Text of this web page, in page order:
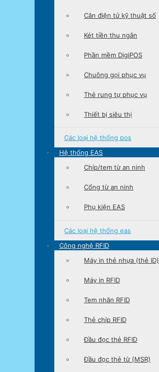
Cân điện tử kỹ thuật số
Két tiền thu ngân
Phần mềm DigiPOS
Chuông gọi phục vụ
Thẻ rung tự phục vụ
Thiết bị siêu thị
Các loại hệ thống pos
Hệ thống EAS
Chíp/tem từ an ninh
Cổng từ an ninh
Phụ kiện EAS
Các loại hệ thống eas
Công nghệ RFID
Máy in thẻ nhựa (thẻ ID)
Máy in RFID
Tem nhãn RFID
Thẻ chíp RFID
Đầu đọc thẻ RFID
Đầu đọc thẻ từ (MSR)